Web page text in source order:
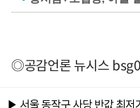
◎공감언론 뉴시스